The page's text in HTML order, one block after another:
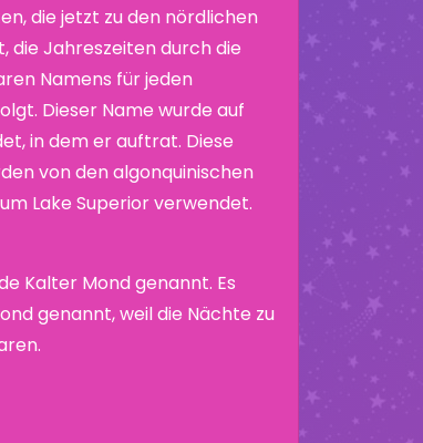
die jetzt zu den nördlichen
die Jahreszeiten durch die
Namens für jeden
Dieser Name wurde auf
in dem er auftrat. Diese
von den algonquinischen
Lake Superior verwendet.
Kalter Mond genannt. Es
genannt, weil die Nächte zu